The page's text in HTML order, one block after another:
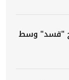
"قسد" وسط